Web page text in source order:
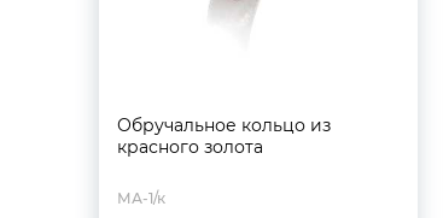
Обручальное кольцо из
красного золота
МА-1/к